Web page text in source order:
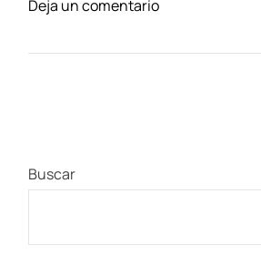
Deja un comentarioo
L
o
Buscar